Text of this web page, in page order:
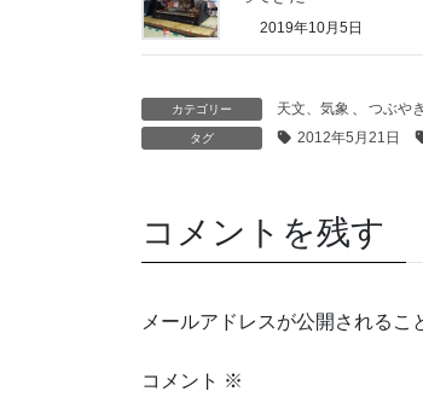
2019年10月5日
カテゴリー 天文、気象 、 つぶや
タグ 2012年5月21日
コメントを残す
メールアドレスが公開されるこ
コメント ※